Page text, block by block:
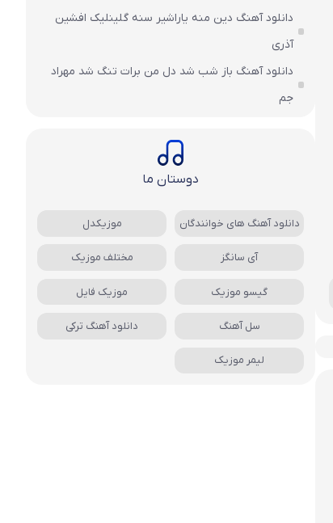
دانلود آهنگ دین منه یاراشیر سنه گلینلیک افشین
آذری
دانلود آهنگ باز شب شد دل من برات تنگ شد مهراد
جم
دوستان ما
دانلود آهنگ های خوانندگان موزیکدل
آی سانگز مختلف موزیک
گیسو موزیک موزیک فایل
سل آهنگ دانلود آهنگ ترکی
لیمر موزیک